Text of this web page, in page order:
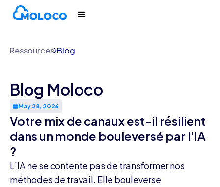
Ressources Blog
Blog Moloco
May 28, 2026
Votre mix de canaux est-il résilient
dans un monde bouleversé par l'IA
?
L’IA ne se contente pas de transformer nos
méthodes de travail. Elle bouleverse